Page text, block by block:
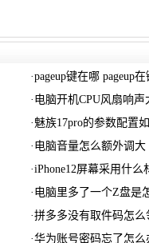
·pageup键在哪 pageup在
· 电脑开机CPU风扇响声
· 魅族17pro的参数配置
· 电脑音量怎么额外调大
·iPhone12屏幕采用什么
· 电脑里多了一个Z盘是
·拼多多没有取件码怎么
·华为账号密码忘了怎么